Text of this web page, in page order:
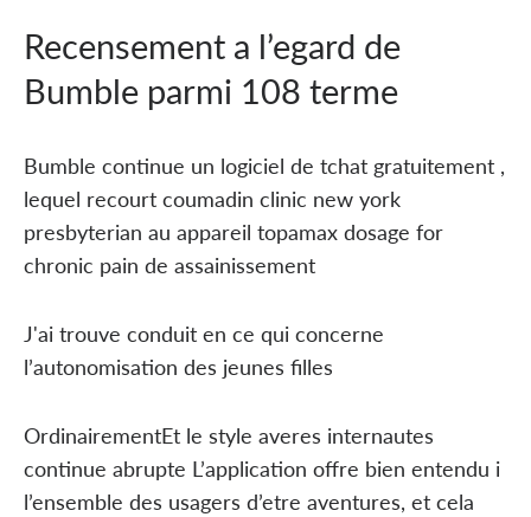
Recensement a l’egard de
Bumble parmi 108 terme
Bumble continue un logiciel de tchat gratuitement ,
lequel recourt coumadin clinic new york
presbyterian au appareil topamax dosage for
chronic pain de assainissement
J'ai trouve conduit en ce qui concerne
l’autonomisation des jeunes filles
OrdinairementEt le style averes internautes
continue abrupte L’application offre bien entendu i
l’ensemble des usagers d’etre aventures, et cela